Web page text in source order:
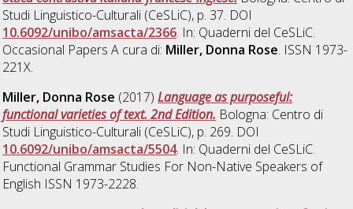
Studi Linguistico-Culturali (CeSLiC), p. 37. DOI
10.6092/unibo/amsacta/2366. In: Quaderni del CeSLiC.
Occasional Papers A cura di: Miller, Donna Rose. ISSN 1973-
221X.
Miller, Donna Rose (2017)Language as purposeful:
functional varieties of text. 2nd Edition. Bologna: Centro di
Studi Linguistico-Culturali (CeSLiC), p. 269. DOI
10.6092/unibo/amsacta/5504. In: Quaderni del CeSLiC.
Functional Grammar Studies For Non-Native Speakers of
English ISSN 1973-2228.